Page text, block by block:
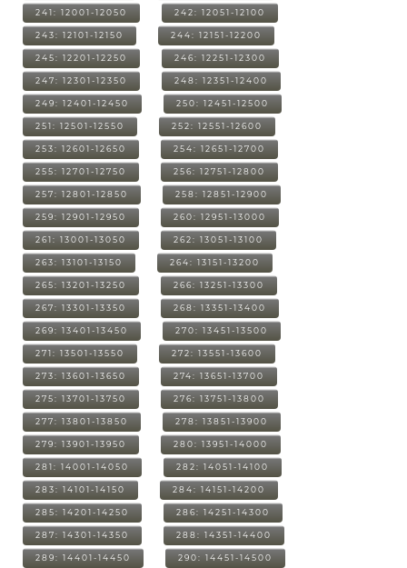
241: 12001-12050 242: 12051-12100
243: 12101-12150 244: 12151-12200
245: 12201-12250 246: 12251-12300
247: 12301-12350 248: 12351-12400
249: 12401-12450 250: 12451-12500
251: 12501-12550 252: 12551-12600
253: 12601-12650 254: 12651-12700
255: 12701-12750 256: 12751-12800
257: 12801-12850 258: 12851-12900
259: 12901-12950 260: 12951-13000
261: 13001-13050 262: 13051-13100
263: 13101-13150 264: 13151-13200
265: 13201-13250 266: 13251-13300
267: 13301-13350 268: 13351-13400
269: 13401-13450 270: 13451-13500
271: 13501-13550 272: 13551-13600
273: 13601-13650 274: 13651-13700
275: 13701-13750 276: 13751-13800
277: 13801-13850 278: 13851-13900
279: 13901-13950 280: 13951-14000
281: 14001-14050 282: 14051-14100
283: 14101-14150 284: 14151-14200
285: 14201-14250 286: 14251-14300
287: 14301-14350 288: 14351-14400
289: 14401-14450 290: 14451-14500